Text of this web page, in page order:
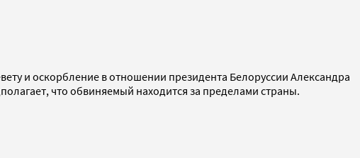
и оскорбление в отношении президента Белоруссии Александра
что обвиняемый находится за пределами страны.